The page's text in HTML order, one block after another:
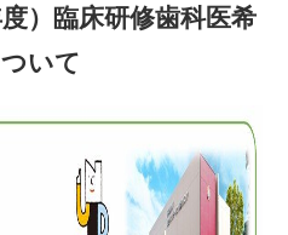
）臨床研修歯科医希
いて